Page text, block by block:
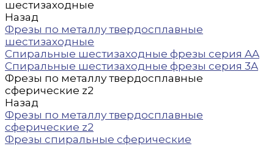
шестизаходные
Назад
Фрезы по металлу твердосплавные
шестизаходные
Спиральные шестизаходные фрезы серия AA
Спиральные шестизаходные фрезы серия 3A
Фрезы по металлу твердосплавные
сферические z2
Назад
Фрезы по металлу твердосплавные
сферические z2
Фрезы спиральные сферические